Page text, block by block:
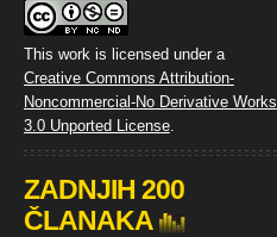
This work is licensed under a
Creative Commons Attribution-
Noncommercial-No Derivative Works
3.0 Unported License.
ZADNJIH 200
ČLANAKA